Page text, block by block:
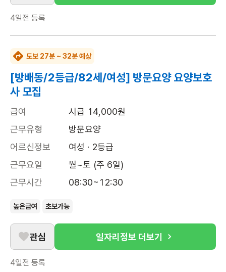
4일전 등록
도보 27분 ~ 32분 예상
[방배동/2등급/82세/여성] 방문요양 요양보호
사 모집
급여
시급 14,000원
근무유형
방문요양
어르신정보
여성 · 2등급
근무요일
월~토 (주 6일)
근무시간
08:30~12:30
높은급여 초보가능
관심 일자리정보 더보기
4일전 등록